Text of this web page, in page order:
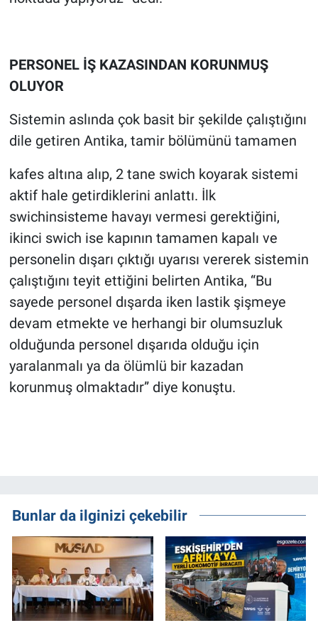
PERSONEL İŞ KAZASINDAN KORUNMUŞ
OLUYOR
Sistemin aslında çok basit bir şekilde çalıştığını
dile getiren Antika, tamir bölümünü tamamen
kafes altına alıp, 2 tane swich koyarak sistemi
aktif hale getirdiklerini anlattı. İlk
swichinsisteme havayı vermesi gerektiğini,
ikinci swich ise kapının tamamen kapalı ve
personelin dışarı çıktığı uyarısı vererek sistemin
çalıştığını teyit ettiğini belirten Antika, “Bu
sayede personel dışarda iken lastik şişmeye
devam etmekte ve herhangi bir olumsuzluk
olduğunda personel dışarıda olduğu için
yaralanmalı ya da ölümlü bir kazadan
korunmuş olmaktadır” diye konuştu.
Bunlar da ilginizi çekebilir